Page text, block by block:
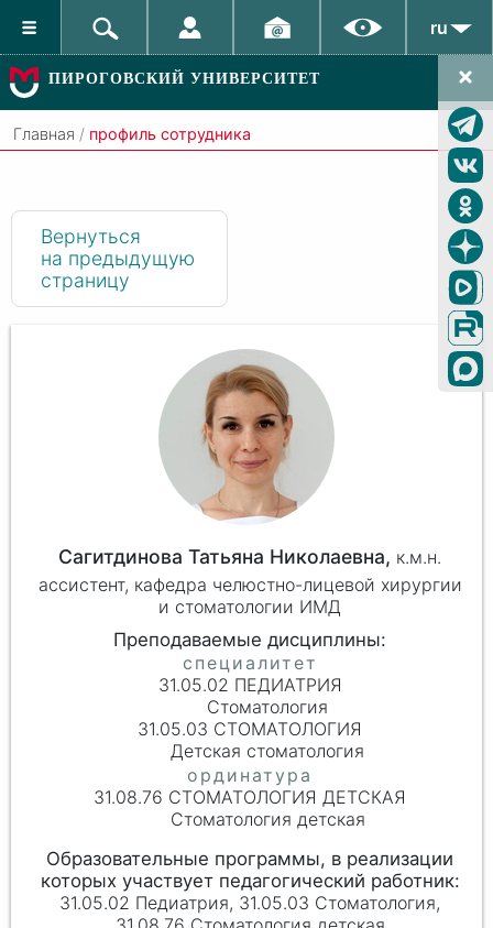
ru
ПИРОГОВСКИЙ УНИВЕРСИТЕТ
Главная / профиль сотрудника
Вернуться
на предыдущую
страницу
Сагитдинова Татьяна Николаевна, к.м.н.
ассистент, кафедра челюстно-лицевой хирургии
и стоматологии ИМД
31.05.02 ПЕДИАТРИЯ
Стоматология
31.05.03 СТОМАТОЛОГИЯ
Детская стоматология
31.08.76 СТОМАТОЛОГИЯ ДЕТСКАЯ
Стоматология детская
31.05.02 Педиатрия, 31.05.03 Стоматология,